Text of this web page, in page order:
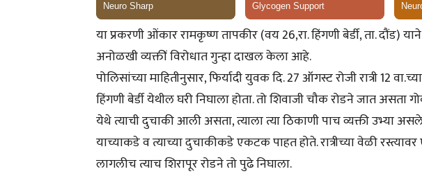
या प्रकरणी ओंकार रामकृष्ण तापकीर (वय 26,रा. हिंगणी बेर्डी, ता. दौंड)
अनोळखी व्यक्तीं विरोधात गुन्हा दाखल केला आहे.
पोलिसांच्या माहितीनुसार, फिर्यादी युवक दि. 27 ऑगस्ट रोजी रात्री 12
हिंगणी बेर्डी येथील घरी निघाला होता. तो शिवाजी चौक रोडने जात असता
येथे त्याची दुचाकी आली असता, त्याला त्या ठिकाणी पाच व्यक्ती उभ्या
याच्याकडे व त्याच्या दुचाकीकडे एकटक पाहत होते. रात्रीच्या वेळी
लागलीच त्याच शिरापूर रोडने तो पुढे निघाला.